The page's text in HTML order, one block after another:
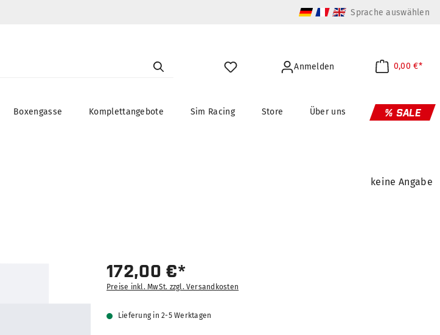
Sprache auswählen
Anmelden 0,00 €*
Boxengasse Komplettangebote Sim Racing Store Über uns % SALE
keine Angabe
172,00 €*
Preise inkl. MwSt. zzgl. Versandkosten
Lieferung in 2-5 Werktagen